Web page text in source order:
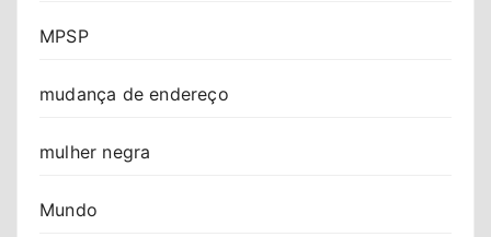
MPSP
mudança de endereço
mulher negra
Mundo